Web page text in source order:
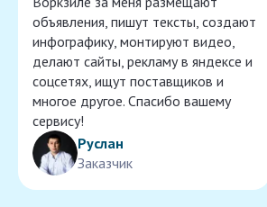
объявления, пишут тексты, создают
инфографику, монтируют видео,
делают сайты, рекламу в яндексе и
соцсетях, ищут поставщиков и
многое другое. Спасибо вашему
сервису!
Руслан
Заказчик